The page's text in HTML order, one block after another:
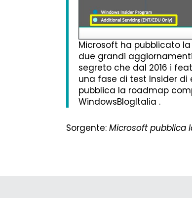
Microsoft ha pubblicato
due grandi
segreto che dal 2016 i
una fase di test Insider di
pubblica la roadmap
WindowsBlogItalia .
Sorgente:Microsoft pubblica